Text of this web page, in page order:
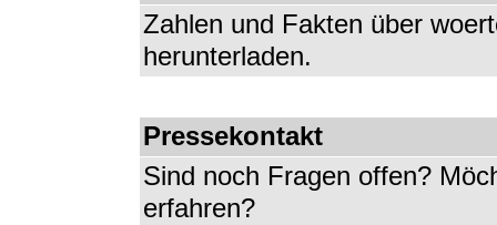
Zahlen und Fakten über
herunterladen.
Pressekontakt
Sind noch Fragen offen?
erfahren?